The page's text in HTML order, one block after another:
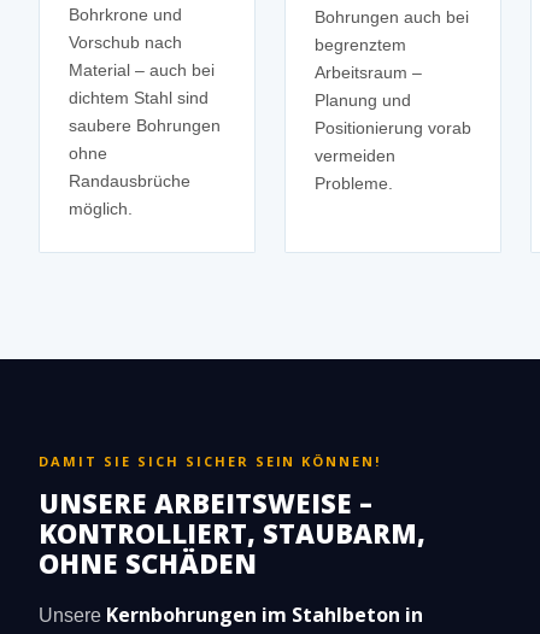
Bohrkrone und
Vorschub nach
Material – auch bei
dichtem Stahl sind
saubere Bohrungen
ohne
Randausbrüche
möglich.
Bohrungen auch bei
begrenztem
Arbeitsraum –
Planung und
Positionierung vorab
vermeiden
Probleme.
DAMIT SIE SICH SICHER SEIN KÖNNEN!
UNSERE ARBEITSWEISE –
KONTROLLIERT, STAUBARM,
OHNE SCHÄDEN
Unsere Kernbohrungen im Stahlbeton in